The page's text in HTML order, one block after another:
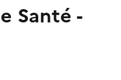
Santé -